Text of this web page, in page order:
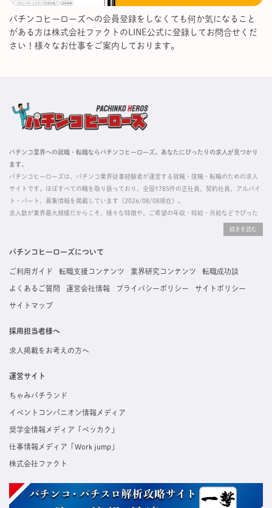
パチンコヒーローズへの会員登録をしなくても何か気になること
がある方は株式会社ファクトのLINE公式に登録してお問合せくだ
さい！様々なお仕事をご案内しております。
パチンコ業界への就職・転職ならパチンコヒーローズ。あなたにぴったりの求人が見つかり
ます。
パチンコヒーローズは、パチンコ業界従事経験者が運営する就職・復職・転職のための求人
サイトです。ほぼすべての職を取り扱っており、全国1785件の正社員、契約社員、アルバイ
ト・パート、募集情報を掲載しています（2026/08/08現在）。
求人数が業界最大規模だからこそ、様々な特徴や、ご希望の年収・時給・月給などでぴった
掲載している求人は、すべて契約法人様から寄せられた正規の求人情報です。応募いただい
た内容はすぐに直接事業所に届くためスムーズに転職・復職できます。
パチンコヒーローズについて
ご利用ガイド 転職支援コンテンツ 業界研究コンテンツ 転職成功談
よくあるご質問 運営会社情報 プライバシーポリシー サイトポリシー
サイトマップ
採用担当者様へ
求人掲載をお考えの方へ
運営サイト
ちゃみパチランド
イベントコンパニオン情報メディア
奨学金情報メディア「ベッカク」
仕事情報メディア「Work jump」
株式会社ファクト